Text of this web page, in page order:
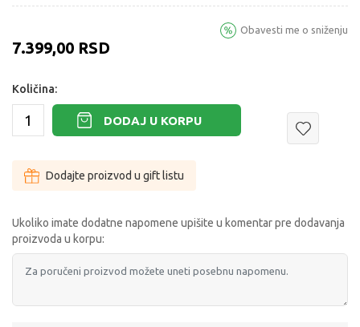
7.399,00 RSD
Obavesti me o sniženju
Količina:
DODAJ U KORPU
Dodajte proizvod u gift listu
Ukoliko imate dodatne napomene upišite u komentar pre dodavanja
proizvoda u korpu: